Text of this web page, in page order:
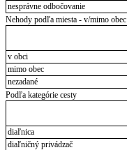
nesprávne odbočovanie
Nehody podľa miesta - v/mimo obec
v obci
mimo obec
nezadané
Podľa kategórie cesty
diaľnica
diaľničný privádzač